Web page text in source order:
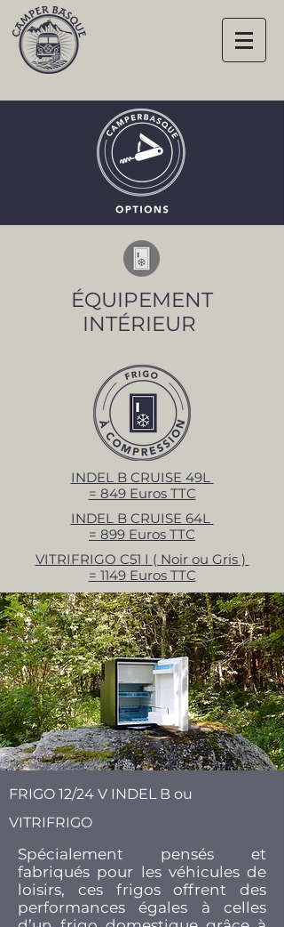
ÉQUIPEMENT
INTÉRIEUR
INDEL B CRUISE 49L
= 849 Euros TTC
INDEL B CRUISE 64L
= 899 Euros TTC
VITRIFRIGO C51 I ( Noir ou Gris )
= 1149 Euros TTC
FRIGO 12/24 V INDEL B ou
VITRIFRIGO
Spécialement pensés et
fabriqués pour les véhicules de
loisirs, ces frigos offrent des
performances égales à celles